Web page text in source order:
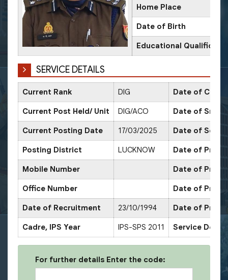
Home Place
Date of Birth
Educational
SERVICE DETAILS
Current Rank DIG Date of
Current Post Held/ Unit DIG/ACO Date of Sr.
Current Posting Date 17/03/2025 Date of
Posting District LUCKNOW Date of
Mobile Number Date of
Office Number Date of
Date of Recruitment 23/10/1994 Date of
Cadre, IPS Year IPS-SPS 2011 Service
For further details Enter the code: